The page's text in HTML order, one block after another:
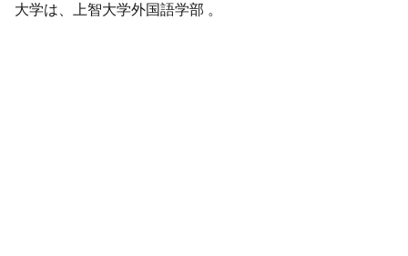
大学は、上智大学外国語学部 。